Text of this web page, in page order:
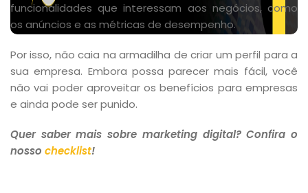
funcionalidades que interessam aos negócios, como
os anúncios e as métricas de desempenho.
Por isso, não caia na armadilha de criar um perfil para a
sua empresa. Embora possa parecer mais fácil, você
não vai poder aproveitar os benefícios para empresas
e ainda pode ser punido.
Quer saber mais sobre marketing digital? Confira o
nosso checklist!